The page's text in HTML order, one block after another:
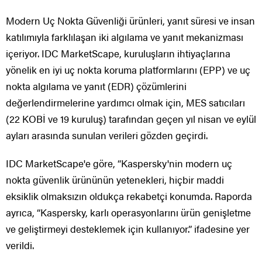
Modern Uç Nokta Güvenliği ürünleri, yanıt süresi ve insan
katılımıyla farklılaşan iki algılama ve yanıt mekanizması
içeriyor. IDC MarketScape, kuruluşların ihtiyaçlarına
yönelik en iyi uç nokta koruma platformlarını (EPP) ve uç
nokta algılama ve yanıt (EDR) çözümlerini
değerlendirmelerine yardımcı olmak için, MES satıcıları
(22 KOBİ ve 19 kuruluş) tarafından geçen yıl nisan ve eylül
ayları arasında sunulan verileri gözden geçirdi.
IDC MarketScape'e göre, “Kaspersky'nin modern uç
nokta güvenlik ürününün yetenekleri, hiçbir maddi
eksiklik olmaksızın oldukça rekabetçi konumda. Raporda
ayrıca, “Kaspersky, karlı operasyonlarını ürün genişletme
ve geliştirmeyi desteklemek için kullanıyor.” ifadesine yer
verildi.